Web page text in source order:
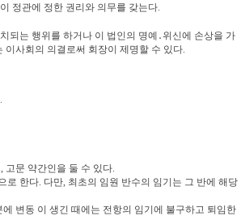
정관에 정한 권리와 의무를 갖는다.
되는 행위를 하거나 이 법인의 명예 ․위신에 손상을 가
이사회의 의결로써 회장이 제명할 수 있다.
.
, 고문 약간인을 둘 수 있다.
로 한다. 다만, 최초의 임원 반수의 임기는 그 반에 해당
변동 이 생긴 때에는 전항의 임기에 불구하고 퇴임한